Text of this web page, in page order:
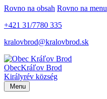
Rovno na obsah Rovno na menu
+421 31/7780 335
kralovbrod@kralovbrod.sk
ObecKráľov Brod
Királyrév község
Menu